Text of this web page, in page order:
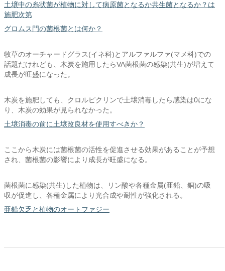
土壌中の糸状菌が植物に対して病原菌となるか共生菌となるか？は
施肥次第
グロムス門の菌根菌とは何か？
牧草のオーチャードグラス(イネ科)とアルファルファ(マメ科)での
話題だけれども、木炭を施用したらVA菌根菌の感染(共生)が増えて
成長が旺盛になった。
木炭を施肥しても、クロルピクリンで土壌消毒したら感染は0にな
り、木炭の効果が見られなかった。
土壌消毒の前に土壌改良材を使用すべきか？
ここから木炭には菌根菌の活性を促進させる効果があることが予想
され、菌根菌の影響により成長が旺盛になる。
菌根菌に感染(共生)した植物は、リン酸や各種金属(亜鉛、銅)の吸
収が促進し、各種金属により光合成や耐性が強化される。
亜鉛欠乏と植物のオートファジー